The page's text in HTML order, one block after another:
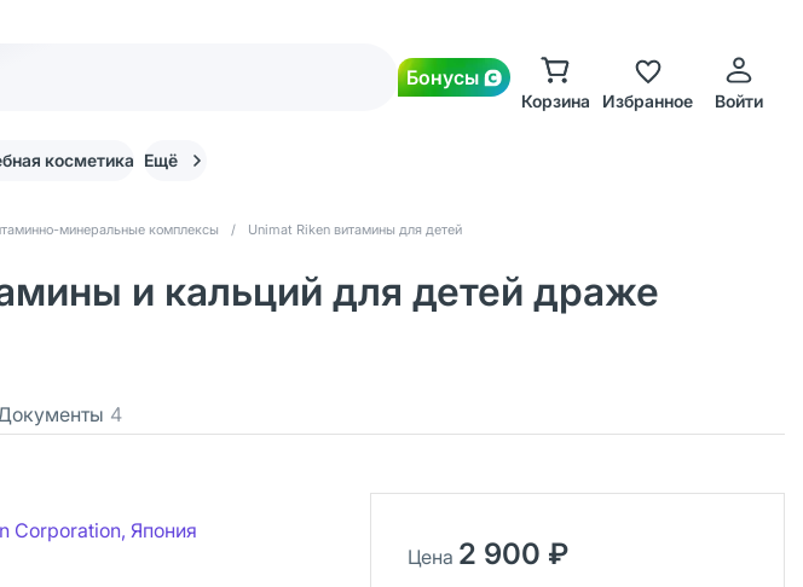
Бонусы
Корзина Избранное Войти
косметика Ещё
минеральные комплексы / Unimat Riken витамины для детей
и кальций для детей драже
4
Corporation, Япония
Цена 2 900 ₽